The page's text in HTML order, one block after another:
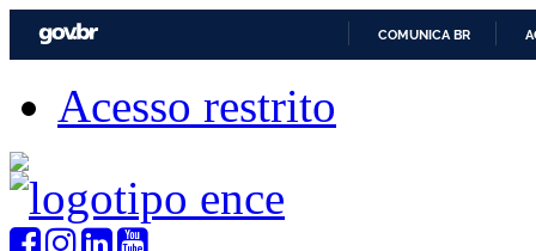
COMUNICA BR
Acesso restrito